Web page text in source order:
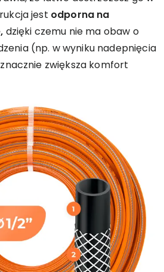
jest odporna na
dzięki czemu nie ma obaw o
(np. w wyniku nadepnięcia
zwiększa komfort